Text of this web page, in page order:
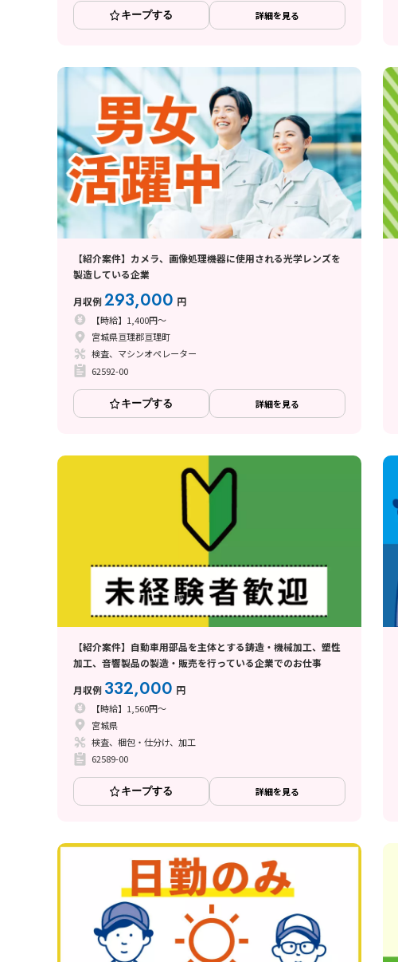
キープする 詳細を見る
【紹介案件】カメラ、画像処理機器に使用される光学レンズを
製造している企業
月収例293,000 円
【時給】1,400円～
宮城県亘理郡亘理町
検査、マシンオペレーター
62592-00
キープする 詳細を見る
【紹介案件】自動車用部品を主体とする鋳造・機械加工、塑性
加工、音響製品の製造・販売を行っている企業でのお仕事
月収例 332,000 円
【時給】1,560円～
宮城県
検査、梱包・仕分け、加工
62589-00
キープする 詳細を見る